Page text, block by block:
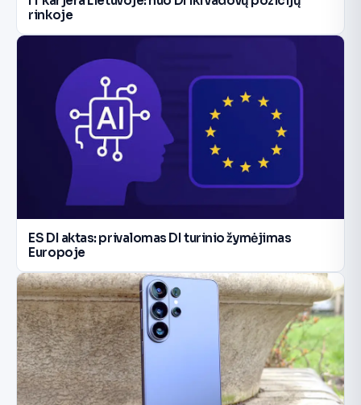
rinkoje
ES DI aktas: privalomas DI turinio žymėjimas
Europoje